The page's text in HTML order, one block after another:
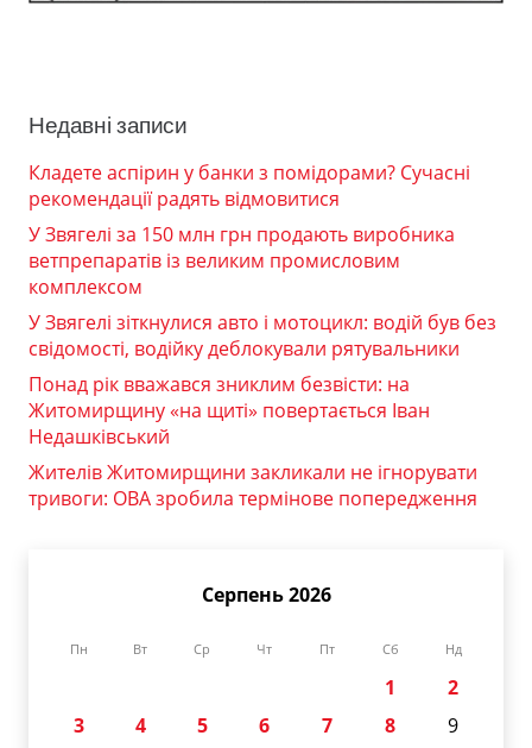
Недавні записи
Кладете аспірин у банки з помідорами? Сучасні
рекомендації радять відмовитися
У Звягелі за 150 млн грн продають виробника
ветпрепаратів із великим промисловим
комплексом
У Звягелі зіткнулися авто і мотоцикл: водій був без
свідомості, водійку деблокували рятувальники
Понад рік вважався зниклим безвісти: на
Житомирщину «на щиті» повертається Іван
Недашківський
Жителів Житомирщини закликали не ігнорувати
тривоги: ОВА зробила термінове попередження
Серпень 2026
Пн Вт Ср Чт Пт Сб Нд
1
2
3
4 5 6 7 8
9